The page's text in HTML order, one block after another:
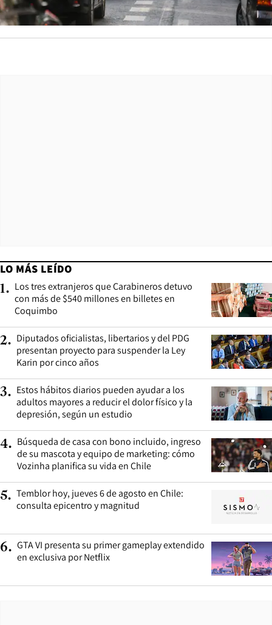
LO MÁS LEÍDO
1. Los tres extranjeros que Carabineros detuvo
con más de $540 millones en billetes en
Coquimbo
2. Diputados oficialistas, libertarios y del PDG
presentan proyecto para suspender la Ley
Karin por cinco años
3. Estos hábitos diarios pueden ayudar a los
adultos mayores a reducir el dolor físico y la
depresión, según un estudio
4. Búsqueda de casa con bono incluido, ingreso
de su mascota y equipo de marketing: cómo
Vozinha planifica su vida en Chile
5. Temblor hoy, jueves 6 de agosto en Chile:
consulta epicentro y magnitud
6. GTA VI presenta su primer gameplay extendido
en exclusiva por Netflix